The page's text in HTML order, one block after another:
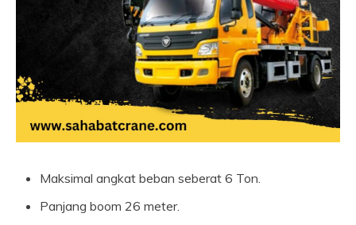
Maksimal angkat beban seberat 6 Ton.
Panjang boom 26 meter.